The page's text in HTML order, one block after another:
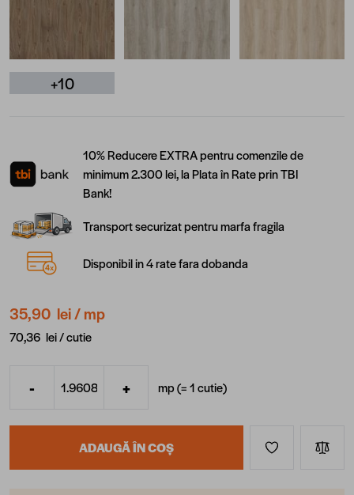
+10
10% Reducere EXTRA pentru comenzile de
minimum 2.300 lei, la Plata în Rate prin TBI
Bank!
Transport securizat pentru marfa fragila
Disponibil in 4 rate fara dobanda
35,90 lei/ mp
70,36 lei /cutie
Cantitate
- + mp (=1cutie)
ADAUGĂ ÎN COȘ